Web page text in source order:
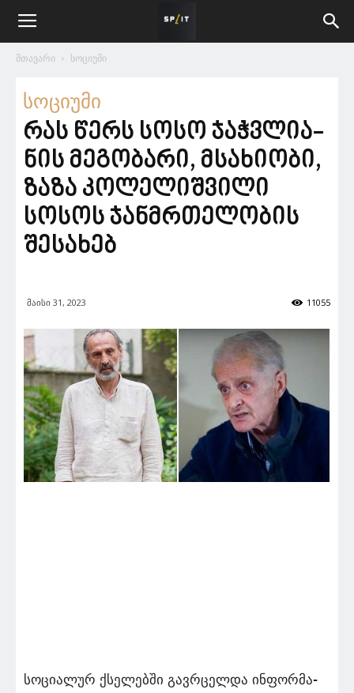
მთავარი სოციუმი
სოციუმი
რას წერს სოსო ჯაჭვლი­ა­
ნის მეგობარი, მსახიობი,
ზაზა კოლელიშვილი
სოსოს ჯანმრთელობის
შესახებ
მაისი 31, 2023 11055
სო­ცი­ა­ლურ ქსე­ლებ­ში გავ­რცელ­და ინ­ფორ­მა­